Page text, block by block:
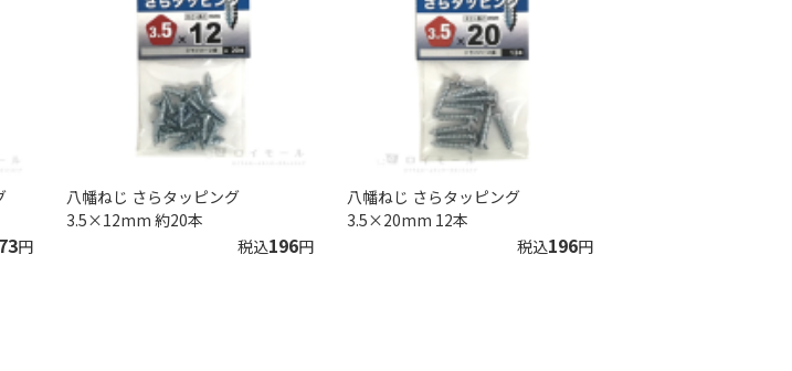
円
八幡ねじ さらタッピング
3.5×12mm 約20本
税込196円
八幡ねじ さらタッピング
3.5×20mm 12本
税込196円